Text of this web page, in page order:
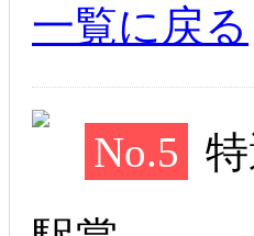
一覧に戻る
No.5